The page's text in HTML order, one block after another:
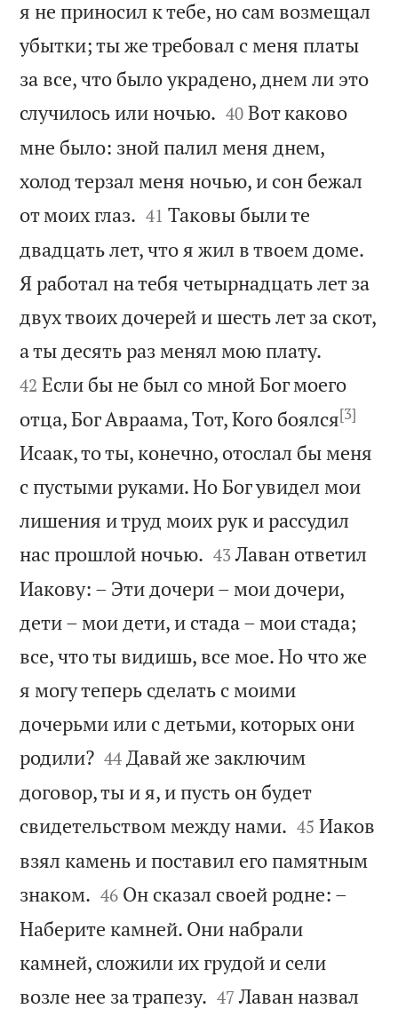
я не приносил к тебе, но сам возмещал
убытки; ты же требовал с меня платы
за все, что было украдено, днем ли это
случилось или ночью. 

40 Вот каково
мне было: зной палил меня днем,
холод терзал меня ночью, и сон бежал
от моих глаз. 

41 Таковы были те
двадцать лет, что я жил в твоем доме.
Я работал на тебя четырнадцать лет за
двух твоих дочерей и шесть лет за скот,
а ты десять раз менял мою плату.
42 Если бы не был со мной Бог моего
отца, Бог Авраама, Тот, Кого боялся[3]
Исаак, то ты, конечно, отослал бы меня
с пустыми руками. Но Бог увидел мои
лишения и труд моих рук и рассудил
нас прошлой ночью. 

43 Лаван ответил
Иакову: – Эти дочери – мои дочери,
дети – мои дети, и стада – мои стада;
все, что ты видишь, все мое. Но что же
я могу теперь сделать с моими
дочерьми или с детьми, которых они
родили?
44 Давай же заключим
договор, ты и я, и пусть он будет
свидетельством между нами. 

45 Иаков
взял камень и поставил его памятным
знаком. 

46 Он сказал своей родне: –
Наберите камней. Они набрали
камней, сложили их грудой и сели
возле нее за трапезу. 

47 Лаван назвал